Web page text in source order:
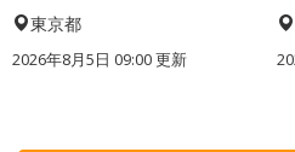
東京都
2026年8月5日 09:00更新